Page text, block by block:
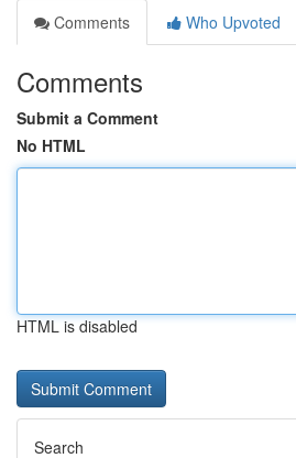
Comments
Who Upvoted
Comments
Submit a Comment
No HTML
HTML is disabled
Search